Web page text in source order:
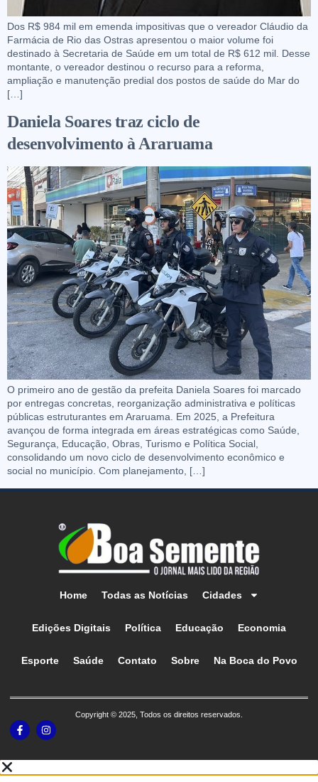
Dos R$ 984 mil em emenda impositivas que o vereador Cláudio da
Farmácia de Rio das Ostras apresentou o maior volume foi
destinado à Secretaria de Saúde em um total de R$ 612 mil. Desse
montante, o vereador destinou o recurso para a reforma,
ampliação e manutenção predial dos postos de saúde do Mar do
[…]
Daniela Soares traz ciclo de
desenvolvimento à Araruama
O primeiro ano de gestão da prefeita Daniela Soares foi marcado
por entregas concretas, reorganização administrativa e políticas
públicas estruturantes em Araruama. Em 2025, a Prefeitura
avançou de forma integrada em áreas estratégicas como Saúde,
Segurança, Educação, Obras, Turismo e Política Social,
consolidando um novo ciclo de desenvolvimento econômico e
social no município. Com planejamento, […]
Home Todas as Notícias Cidades
Edições Digitais Política Educação Economia
Esporte Saúde Contato Sobre Na Boca do Povo
Copyright © 2025, Todos os direitos reservados.